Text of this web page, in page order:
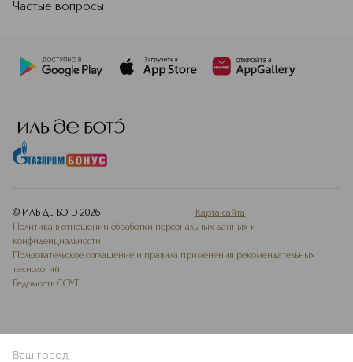
Частые вопросы
© ИЛЬ ДЕ БОТЭ 2026
Карта сайта
Политика в отношении обработки персональных данных и
конфиденциальности
Пользовательское соглашение и правила применения рекомендательных
технологий
Ведомость СОУТ
Ваш город